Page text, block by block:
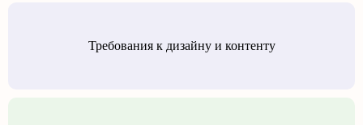
Требования к дизайну и контенту